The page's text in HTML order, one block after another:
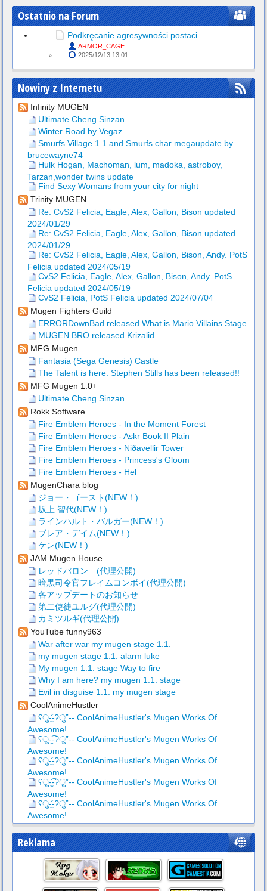
Ostatnio na Forum
Podkręcanie agresywności postaci
ARMOR_CAGE
2025/12/13 13:01
Nowiny z Internetu
Infinity MUGEN
Ultimate Cheng Sinzan
Winter Road by Vegaz
Smurfs Village 1.1 and Smurfs char megaupdate by
brucewayne74
Hulk Hogan, Machoman, lum, madoka, astroboy,
Tarzan,wonder twins update
Find Sexy Womans from your city for night
Trinity MUGEN
Re: CvS2 Felicia, Eagle, Alex, Gallon, Bison updated
2024/01/29
Re: CvS2 Felicia, Eagle, Alex, Gallon, Bison updated
2024/01/29
Re: CvS2 Felicia, Eagle, Alex, Gallon, Bison, Andy. PotS
Felicia updated 2024/05/19
CvS2 Felicia, Eagle, Alex, Gallon, Bison, Andy. PotS
Felicia updated 2024/05/19
CvS2 Felicia, PotS Felicia updated 2024/07/04
Mugen Fighters Guild
ERRORDownBad released What is Mario Villains Stage
MUGEN BRO released Krizalid
MFG Mugen
Fantasia (Sega Genesis) Castle
The Talent is here: Stephen Stills has been released!!
MFG Mugen 1.0+
Ultimate Cheng Sinzan
Rokk Software
Fire Emblem Heroes - In the Moment Forest
Fire Emblem Heroes - Askr Book II Plain
Fire Emblem Heroes - Niðavellir Tower
Fire Emblem Heroes - Princess's Gloom
Fire Emblem Heroes - Hel
MugenChara blog
ジョー・ゴースト(NEW！)
坂上 智代(NEW！)
ラインハルト・バルガー(NEW！)
ブレア・デイム(NEW！)
ケン(NEW！)
JAM Mugen House
レッドバロン (代理公開)
暗黒司令官フレイムコンボイ(代理公開)
各アップデートのお知らせ
第二使徒ユルグ(代理公開)
カミツルギ(代理公開)
YouTube funny963
War after war my mugen stage 1.1.
my mugen stage 1.1. alarm luke
My mugen 1.1. stage Way to fire
Why I am here? my mugen 1.1. stage
Evil in disguise 1.1. my mugen stage
CoolAnimeHustler
ʕु-̫͡-ʔु”-- CoolAnimeHustler's Mugen Works Of
Awesome!
ʕु-̫͡-ʔु”-- CoolAnimeHustler's Mugen Works Of
Awesome!
ʕु-̫͡-ʔु”-- CoolAnimeHustler's Mugen Works Of
Awesome!
ʕु-̫͡-ʔु”-- CoolAnimeHustler's Mugen Works Of
Awesome!
ʕु-̫͡-ʔु”-- CoolAnimeHustler's Mugen Works Of
Awesome!
Reklama